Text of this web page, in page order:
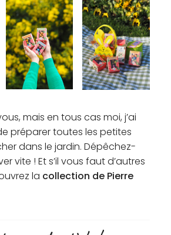
mais en tous cas moi, j’ai
préparer toutes les petites
dans le jardin. Dépêchez-
vite ! Et s’il vous faut d’autres
la collection de Pierre